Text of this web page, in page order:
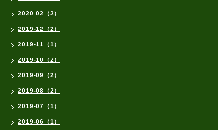
2020-02（2）
2019-12（2）
2019-11（1）
2019-10（2）
2019-09（2）
2019-08（2）
2019-07（1）
2019-06（1）